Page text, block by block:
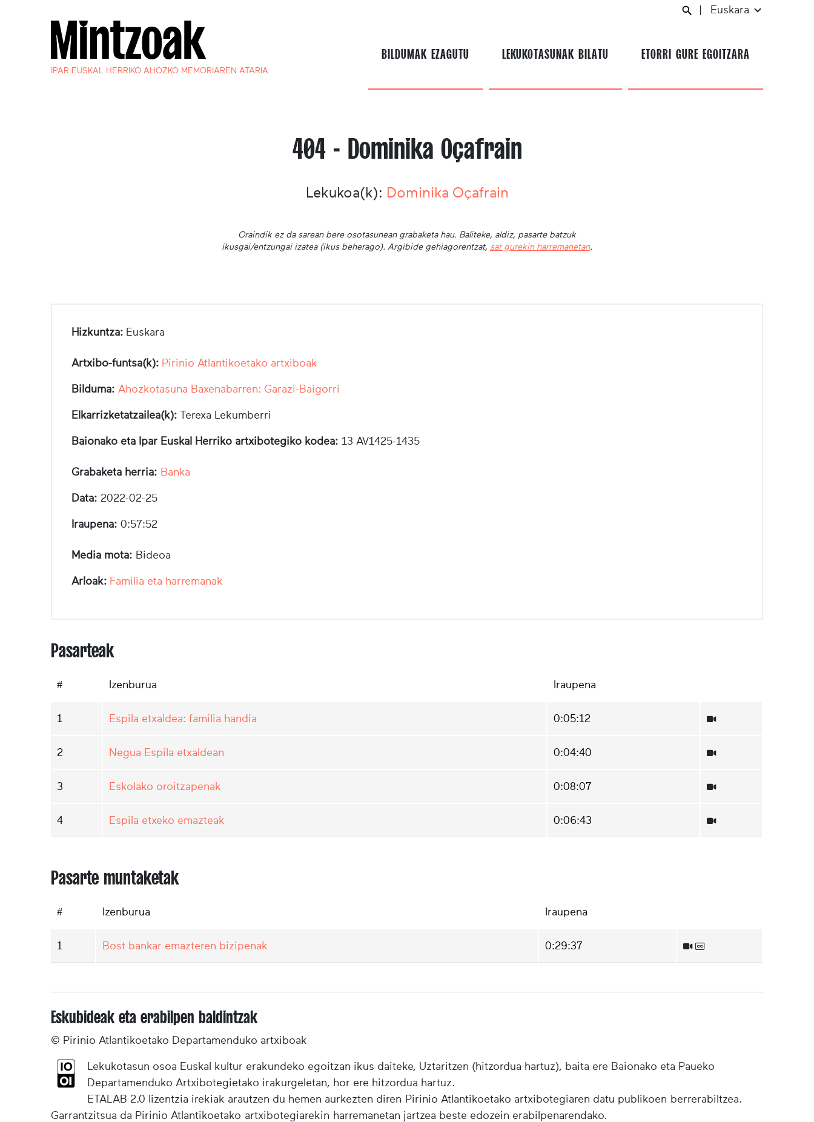
IPAR EUSKAL HERRIKO AHOZKO MEMORIAREN ATARIA
Euskara
BILDUMAK EZAGUTU LEKUKOTASUNAK BILATU ETORRI GURE EGOITZARA
404 - Dominika Oçafrain
Lekukoa(k): Dominika Oçafrain
Oraindik ez da sarean bere osotasunean grabaketa hau. Baliteke, aldiz, pasarte batzuk
ikusgai/entzungai izatea (ikus beherago). Argibide gehiagorentzat, sar gurekin harremanetan.
Hizkuntza: Euskara
Artxibo-funtsa(k): Pirinio Atlantikoetako artxiboak
Bilduma: Ahozkotasuna Baxenabarren: Garazi-Baigorri
Elkarrizketatzailea(k): Terexa Lekumberri
Baionako eta Ipar Euskal Herriko artxibotegiko kodea: 13 AV1425-1435
Grabaketa herria: Banka
Data: 2022-02-25
Iraupena: 0:57:52
Media mota: Bideoa
Arloak: Familia eta harremanak
Pasarteak
# Izenburua Iraupena
1 Espila etxaldea: familia handia 0:05:12
2 Negua Espila etxaldean 0:04:40
3 Eskolako oroitzapenak 0:08:07
4 Espila etxeko emazteak 0:06:43
Pasarte muntaketak
# Izenburua Iraupena
1 Bost bankar emazteren bizipenak 0:29:37
Eskubideak eta erabilpen baldintzak
© Pirinio Atlantikoetako Departamenduko artxiboak
Lekukotasun osoa Euskal kultur erakundeko egoitzan ikus daiteke, Uztaritzen (hitzordua hartuz), baita ere Baionako eta Paueko
Departamenduko Artxibotegietako irakurgeletan, hor ere hitzordua hartuz.
ETALAB 2.0 lizentzia irekiak arautzen du hemen aurkezten diren Pirinio Atlantikoetako artxibotegiaren datu publikoen berrerabiltzea.
Garrantzitsua da Pirinio Atlantikoetako artxibotegiarekin harremanetan jartzea beste edozein erabilpenarendako.